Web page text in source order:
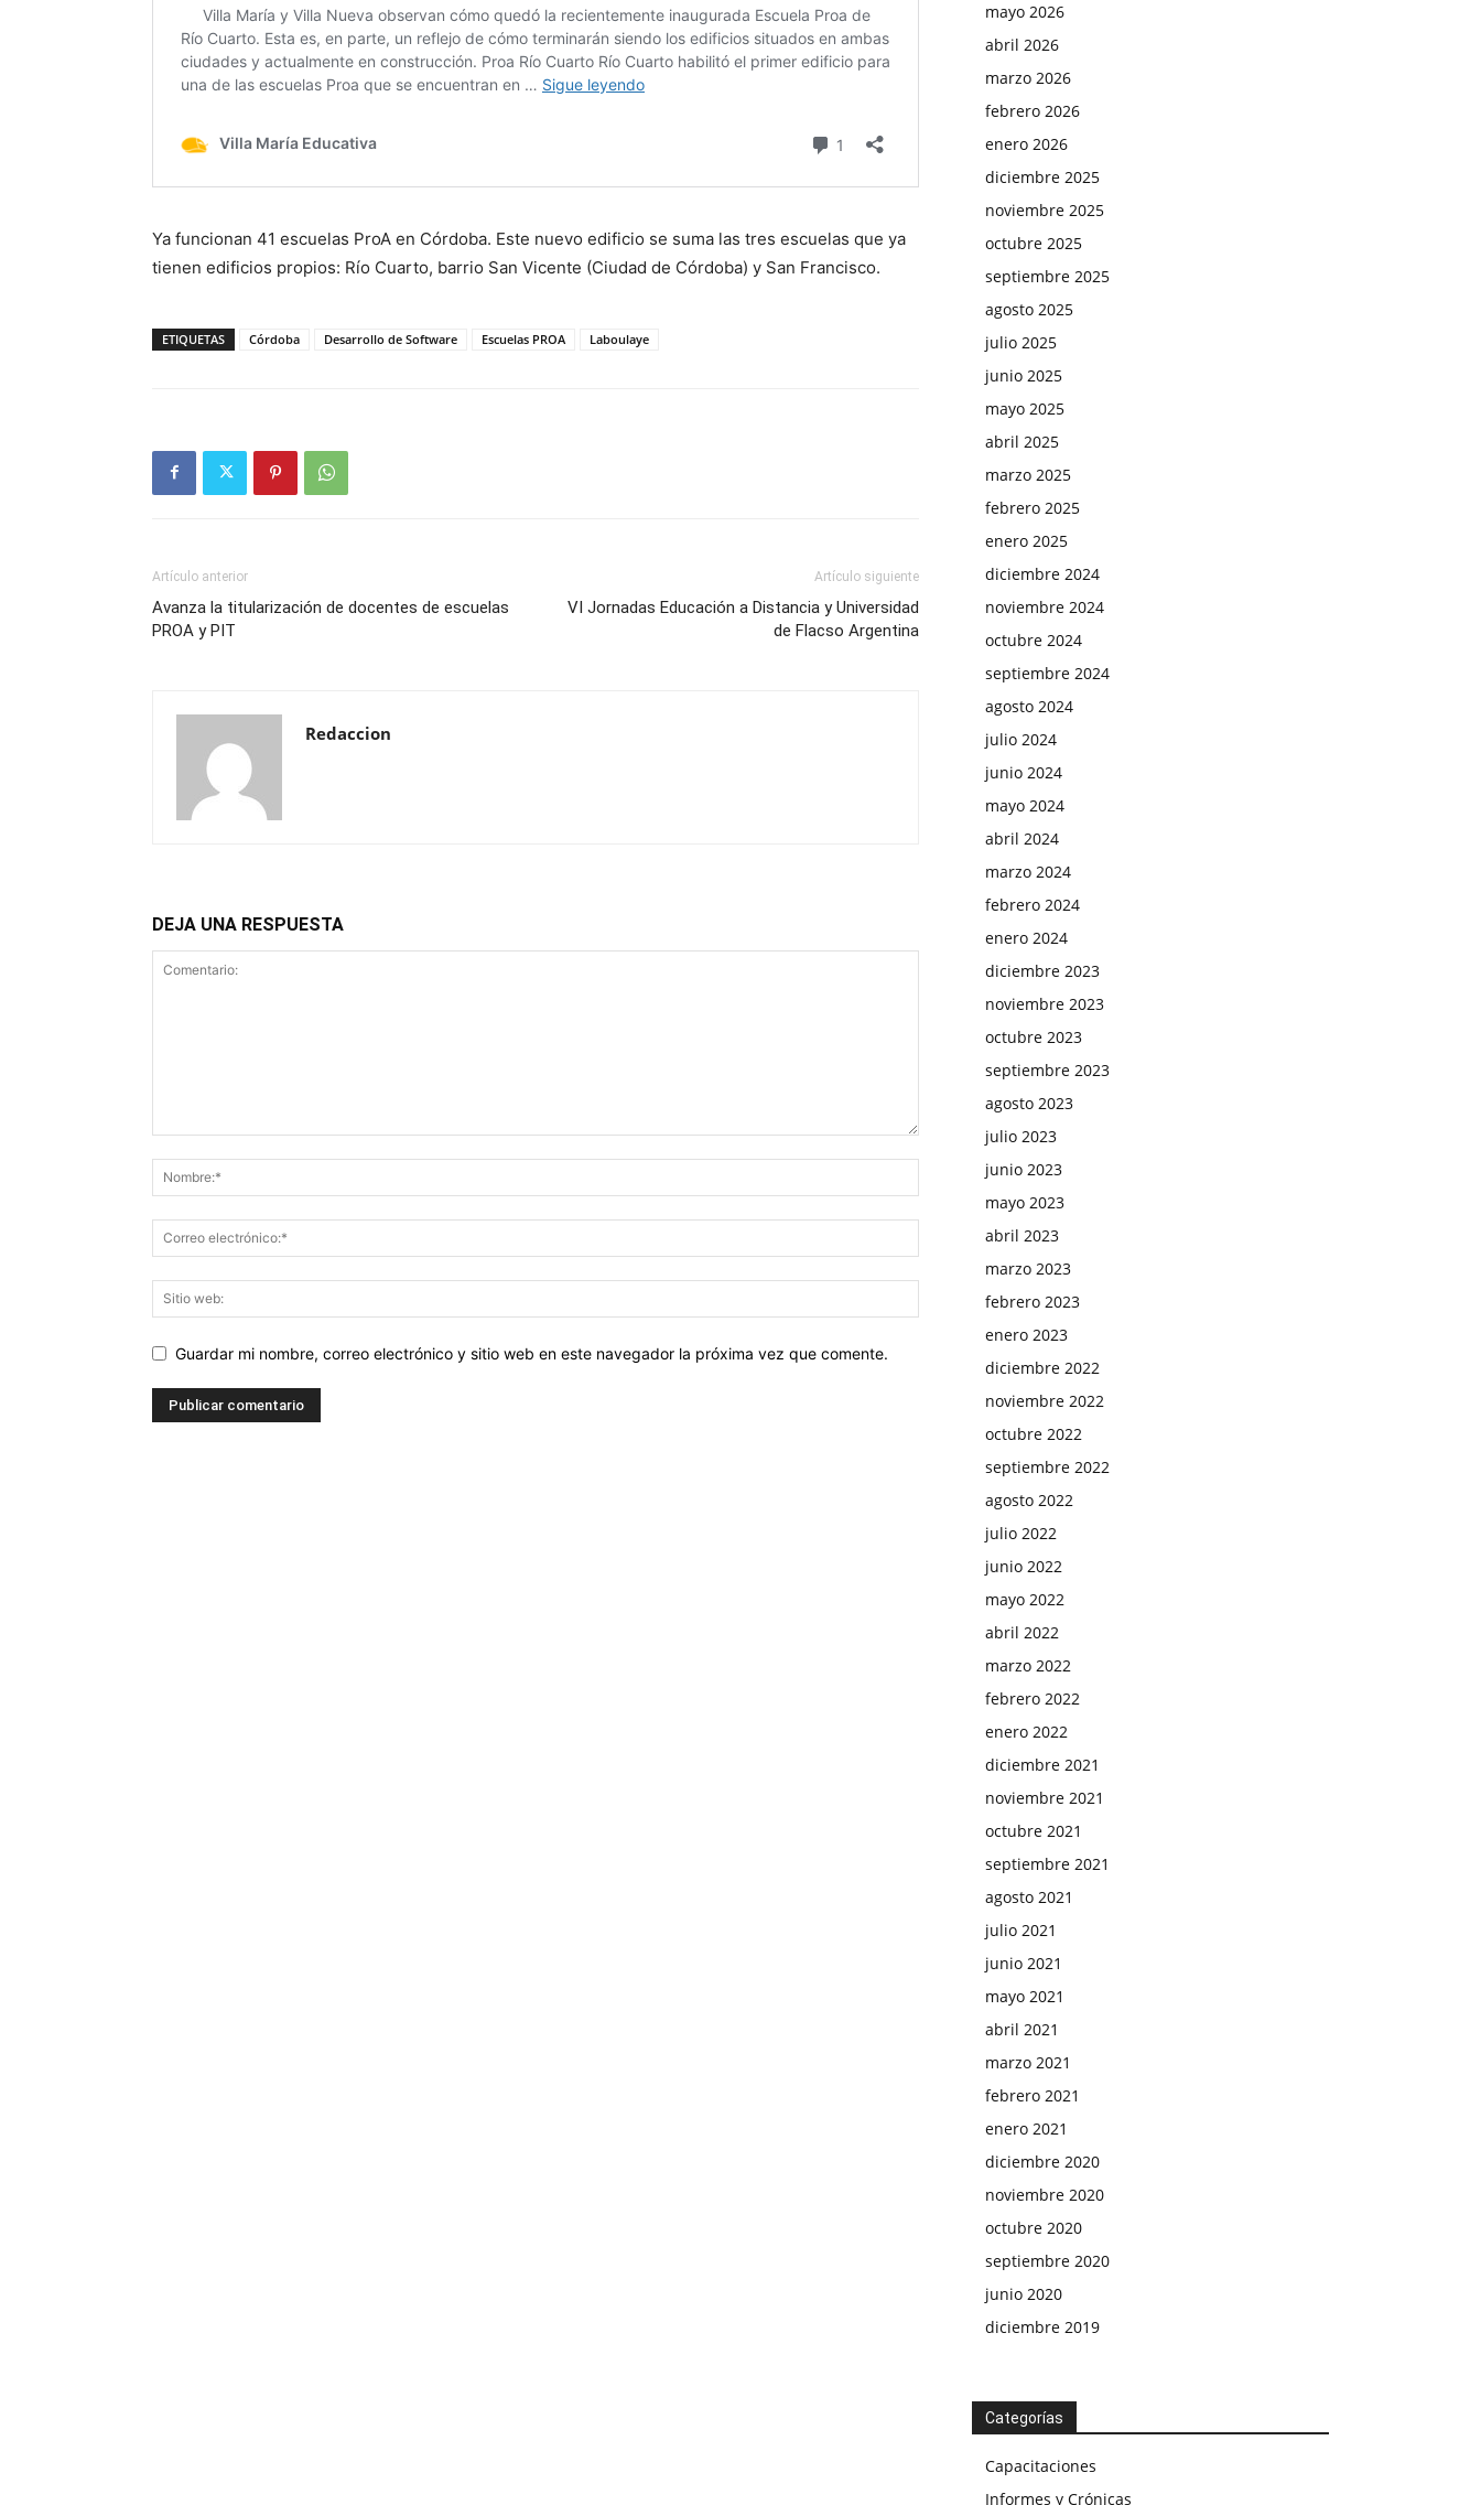
Ya funcionan 41 escuelas ProA en Córdoba. Este nuevo edificio se suma las tres escuelas que ya
tienen edificios propios: Río Cuarto, barrio San Vicente (Ciudad de Córdoba) y San Francisco.
ETIQUETAS Córdoba Desarrollo de Software Escuelas PROA Laboulaye
Artículo anterior
Avanza la titularización de docentes de escuelas
PROA y PIT
Artículo siguiente
VI Jornadas Educación a Distancia y Universidad
de Flacso Argentina
Redaccion
DEJA UNA RESPUESTA
Guardar mi nombre, correo electrónico y sitio web en este navegador la próxima vez que comente.
mayo 2026
abril 2026
marzo 2026
febrero 2026
enero 2026
diciembre 2025
noviembre 2025
octubre 2025
septiembre 2025
agosto 2025
julio 2025
junio 2025
mayo 2025
abril 2025
marzo 2025
febrero 2025
enero 2025
diciembre 2024
noviembre 2024
octubre 2024
septiembre 2024
agosto 2024
julio 2024
junio 2024
mayo 2024
abril 2024
marzo 2024
febrero 2024
enero 2024
diciembre 2023
noviembre 2023
octubre 2023
septiembre 2023
agosto 2023
julio 2023
junio 2023
mayo 2023
abril 2023
marzo 2023
febrero 2023
enero 2023
diciembre 2022
noviembre 2022
octubre 2022
septiembre 2022
agosto 2022
julio 2022
junio 2022
mayo 2022
abril 2022
marzo 2022
febrero 2022
enero 2022
diciembre 2021
noviembre 2021
octubre 2021
septiembre 2021
agosto 2021
julio 2021
junio 2021
mayo 2021
abril 2021
marzo 2021
febrero 2021
enero 2021
diciembre 2020
noviembre 2020
octubre 2020
septiembre 2020
junio 2020
diciembre 2019
Categorías
Capacitaciones
Informes y Crónicas